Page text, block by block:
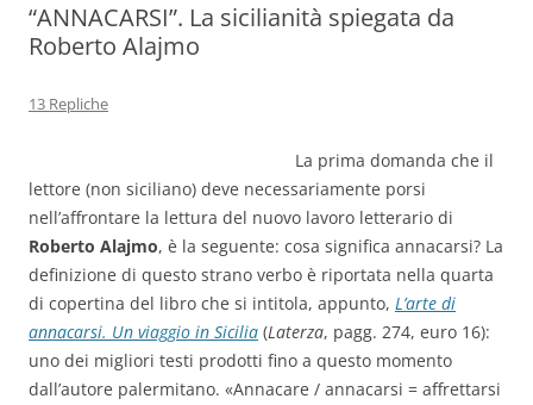
“ANNACARSI”. La sicilianità spiegata da
Roberto Alajmo
13 Repliche
La prima domanda che il
lettore (non siciliano) deve necessariamente porsi
nell’affrontare la lettura del nuovo lavoro letterario di
Roberto Alajmo, è la seguente: cosa significa annacarsi? La
definizione di questo strano verbo è riportata nella quarta
di copertina del libro che si intitola, appunto, L’arte di
annacarsi. Un viaggio in Sicilia (Laterza, pagg. 274, euro 16):
uno dei migliori testi prodotti fino a questo momento
dall’autore palermitano. «Annacare / annacarsi = affrettarsi